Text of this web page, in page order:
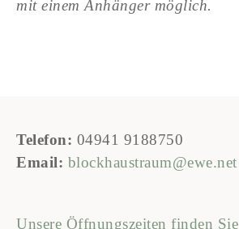
mit einem Anhänger möglich.
Telefon: 04941 9188750
Email: blockhaustraum@ewe.net
Unsere Öffnungszeiten finden Sie